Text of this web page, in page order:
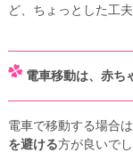
ど、ちょっとした工
電車移動は、赤ち
電車で移動する場合
を避ける方が良いで